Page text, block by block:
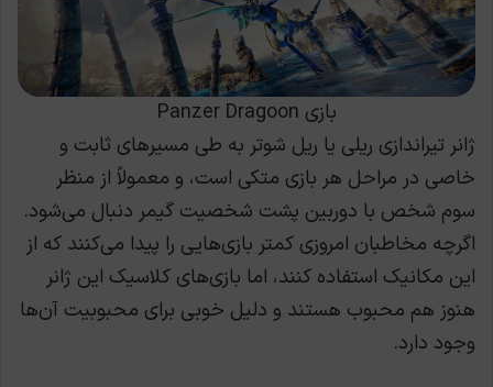
بازی Panzer Dragoon
ژانر تیراندازی ریلی یا ریل شوتر به طی مسیرهای ثابت و
خاصی در مراحل هر بازی متکی است، و معمولاً از منظر
سوم شخص با دوربین پشت شخصیت گیمر دنبال می‌شود.
اگرچه مخاطبان امروزی کمتر بازی‌هایی را پیدا می‌کنند که از
این مکانیک استفاده کنند، اما بازی‌های کلاسیک این ژانر
هنوز هم محبوب هستند و دلیل خوبی برای محبوبیت آن‌ها
وجود دارد.